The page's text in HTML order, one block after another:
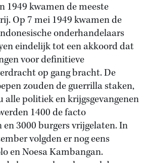
1949 kwamen de meeste
Op 7 mei 1949 kwamen de
onderhandelaars
eindelijk tot een akkoord dat
voor definitieve
op gang bracht. De
zouden de guerrilla staken,
alle politiek en krijgsgevangenen
1400 de facto
en 3000 burgers vrijgelaten. In
volgden er nog eens
en Noesa Kambangan.